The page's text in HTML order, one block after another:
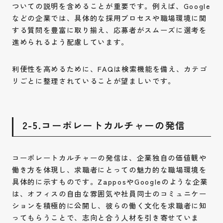
ついての説明を含めることが重要です。例えば、Google
などの企業では、具体的な採用プロセスや職場環境に関
する質問を豊富に取り揃え、応募者がスムーズに選考を
進められるよう配慮しています。
利便性を高めるために、FAQは検索機能を備え、カテゴ
リごとに整理されていることが望ましいです。
2-5.コーポレートカルチャーの発信
コーポレートカルチャーの発信は、企業独自の価値観や
働き方を体現し、求職者にとっての魅力的な職場環境を
具体的に示すものです。ZapposやGoogleのような企業
は、オフィスの自由な雰囲気や社員同士のコミュニケー
ションを積極的に公開し、彼らの働く文化を求職者に知
ってもらうことで、志向と合う人材を引き寄せていま